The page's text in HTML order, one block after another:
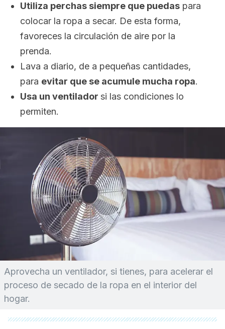
Utiliza perchas siempre que puedas para
colocar la ropa a secar. De esta forma,
favoreces la circulación de aire por la
prenda.
Lava a diario, de a pequeñas cantidades,
para evitar que se acumule mucha ropa.
Usa un ventilador si las condiciones lo
permiten.
Aprovecha un ventilador, si tienes, para acelerar el
proceso de secado de la ropa en el interior del
hogar.